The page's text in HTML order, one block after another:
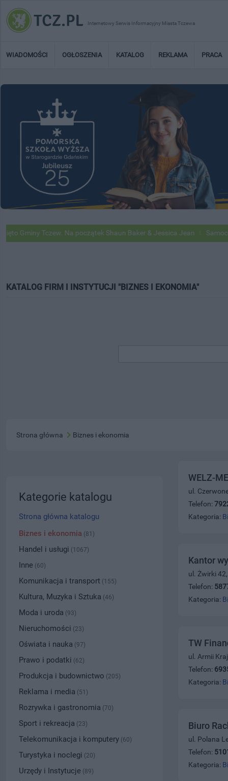
Internetowy Serwis Informacyjny Miasta Tczewa
WIADOMOŚCI OGŁOSZENIA KATALOG REKLAMA PRACA
Tczew. Na początek Shaun Baker & Jessica Jean Samochody
KATALOG FIRM I INSTYTUCJI "BIZNES I EKONOMIA"
Strona główna Biznes i ekonomia
WELZ-
ul.
Telefon:
Kategoria:
Kantor
ul. Żwirki
Telefon:
Kategoria:
TW
ul. Armii
Telefon:
Kategoria:
Biuro
ul. Polana
Telefon:
Kategoria:
Kategorie katalogu
Strona główna katalogu
Biznes i ekonomia (81)
Handel i usługi (1067)
Inne (60)
Komunikacja i transport (155)
Kultura, Muzyka i Sztuka (46)
Moda i uroda (93)
Nieruchomości (23)
Oświata i nauka (97)
Prawo i podatki (62)
Produkcja i budownictwo (205)
Reklama i media (51)
Rozrywka i gastronomia (70)
Sport i rekreacja (23)
Telekomunikacja i komputery (60)
Turystyka i noclegi (20)
Urzędy i Instytucje (89)